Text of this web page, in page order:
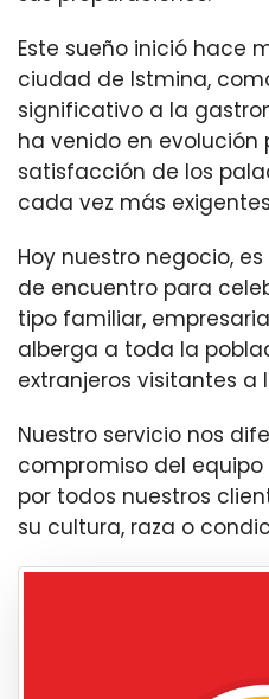
Este sueño inició hace
ciudad de Istmina,
significativo a la
ha venido en
satisfacción de los
cada vez más
Hoy nuestro negocio,
de encuentro para
tipo familiar,
alberga a toda la
extranjeros visitantes a
Nuestro servicio nos
compromiso del
por todos nuestros
su cultura, raza o